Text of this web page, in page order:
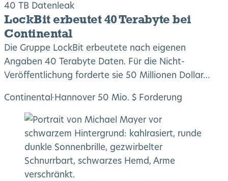
40 TB Datenleak
LockBit erbeutet 40 Terabyte bei
Continental
Die Gruppe LockBit erbeutete nach eigenen
Angaben 40 Terabyte Daten. Für die Nicht-
Veröffentlichung forderte sie 50 Millionen Dollar…
Continental·Hannover 50 Mio. $ Forderung